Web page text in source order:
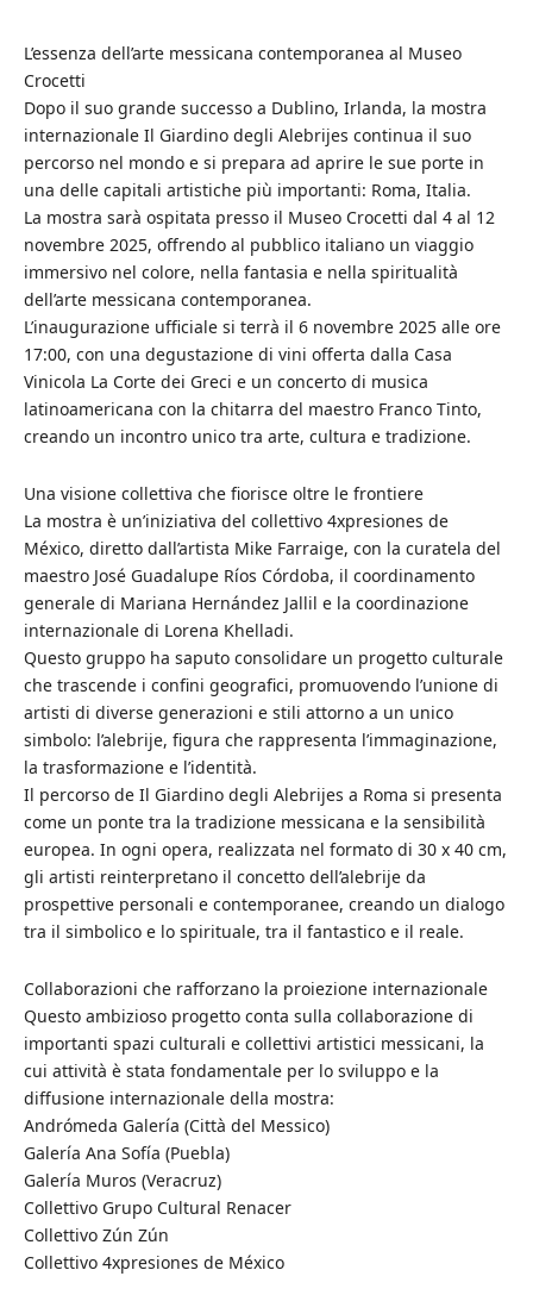
L’essenza dell’arte messicana contemporanea al Museo
Crocetti
Dopo il suo grande successo a Dublino, Irlanda, la mostra
internazionale Il Giardino degli Alebrijes continua il suo
percorso nel mondo e si prepara ad aprire le sue porte in
una delle capitali artistiche più importanti: Roma, Italia.
La mostra sarà ospitata presso il Museo Crocetti dal 4 al 12
novembre 2025, offrendo al pubblico italiano un viaggio
immersivo nel colore, nella fantasia e nella spiritualità
dell’arte messicana contemporanea.
L’inaugurazione ufficiale si terrà il 6 novembre 2025 alle ore
17:00, con una degustazione di vini offerta dalla Casa
Vinicola La Corte dei Greci e un concerto di musica
latinoamericana con la chitarra del maestro Franco Tinto,
creando un incontro unico tra arte, cultura e tradizione.
Una visione collettiva che fiorisce oltre le frontiere
La mostra è un’iniziativa del collettivo 4xpresiones de
México, diretto dall’artista Mike Farraige, con la curatela del
maestro José Guadalupe Ríos Córdoba, il coordinamento
generale di Mariana Hernández Jallil e la coordinazione
internazionale di Lorena Khelladi.
Questo gruppo ha saputo consolidare un progetto culturale
che trascende i confini geografici, promuovendo l’unione di
artisti di diverse generazioni e stili attorno a un unico
simbolo: l’alebrije, figura che rappresenta l’immaginazione,
la trasformazione e l’identità.
Il percorso de Il Giardino degli Alebrijes a Roma si presenta
come un ponte tra la tradizione messicana e la sensibilità
europea. In ogni opera, realizzata nel formato di 30 x 40 cm,
gli artisti reinterpretano il concetto dell’alebrije da
prospettive personali e contemporanee, creando un dialogo
tra il simbolico e lo spirituale, tra il fantastico e il reale.
Collaborazioni che rafforzano la proiezione internazionale
Questo ambizioso progetto conta sulla collaborazione di
importanti spazi culturali e collettivi artistici messicani, la
cui attività è stata fondamentale per lo sviluppo e la
diffusione internazionale della mostra:
Andrómeda Galería (Città del Messico)
Galería Ana Sofía (Puebla)
Galería Muros (Veracruz)
Collettivo Grupo Cultural Renacer
Collettivo Zún Zún
Collettivo 4xpresiones de México